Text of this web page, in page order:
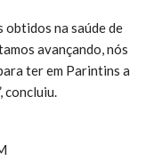
na saúde de
avançando, nós
ter em Parintins a
concluiu.